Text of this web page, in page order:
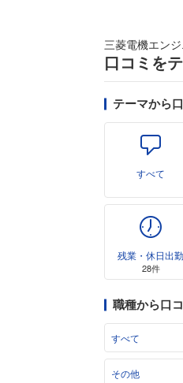
三菱電機エン
口コミを
テーマから
すべて
残業・休日出勤
28件
職種から口
すべて
その他